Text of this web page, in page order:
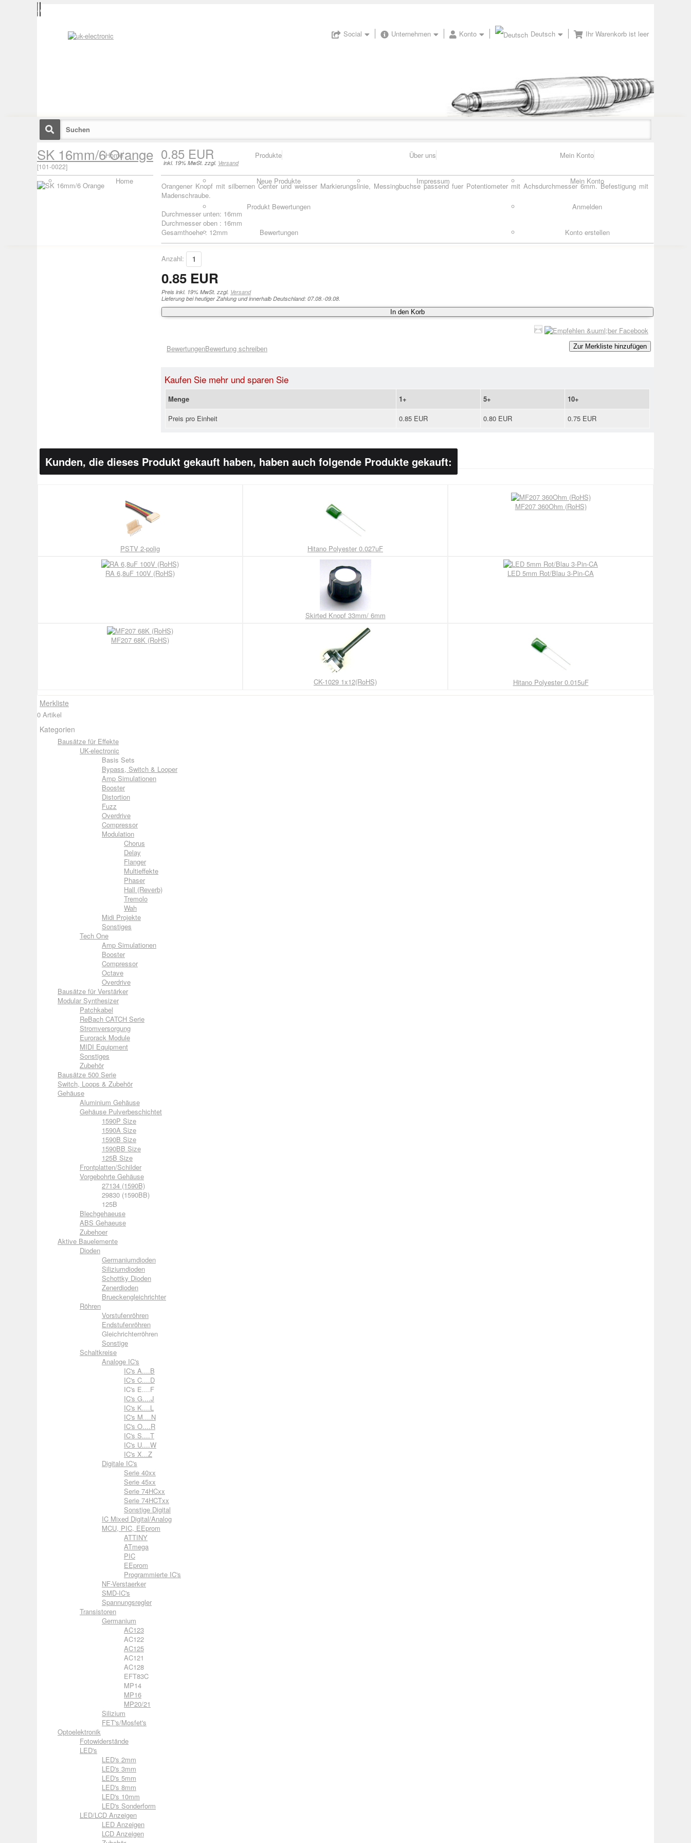
Social Unternehmen Konto Deutsch Ihr Warenkorb ist leer
Home
Home
Produkte
Neue Produkte
Produkt Bewertungen
Bewertungen
Über uns
Impressum
Mein Konto
Mein Konto
Anmelden
Konto erstellen
SK 16mm/6 Orange
[101-0022]
0.85 EUR
inkl. 19% MwSt. zzgl. Versand
Orangener Knopf mit silbernen Center und weisser Markierungslinie, Messingbuchse passend fuer Potentiometer mit Achsdurchmesser 6mm. Befestigung mit
Madenschraube.
Durchmesser unten: 16mm
Durchmesser oben : 16mm
Gesamthoehe : 12mm
Anzahl:
0.85 EUR
Preis inkl. 19% MwSt. zzgl. Versand
Lieferung bei heutiger Zahlung und innerhalb Deutschland: 07.08.-09.08.
In den Korb
BewertungenBewertung schreiben Zur Merkliste hinzufügen
Kaufen Sie mehr und sparen Sie
Menge 1+ 5+
10+
Preis pro Einheit
0.85 EUR 0.80 EUR 0.75 EUR
Kunden, die dieses Produkt gekauft haben, haben auch folgende Produkte gekauft:
PSTV 2-polig Hitano Polyester 0.027uF
MF207 360Ohm (RoHS)
RA 6,8uF 100V (RoHS)
Skirted Knopf 33mm/ 6mm
LED 5mm Rot/Blau 3-Pin-CA
MF207 68K (RoHS)
CK-1029 1x12(RoHS) Hitano Polyester 0.015uF
Merkliste
0 Artikel
Kategorien
Bausätze für Effekte
UK-electronic
Basis Sets
Bypass, Switch & Looper
Amp Simulationen
Booster
Distortion
Fuzz
Overdrive
Compressor
Modulation
Chorus
Delay
Flanger
Multieffekte
Phaser
Hall (Reverb)
Tremolo
Wah
Midi Projekte
Sonstiges
Tech One
Amp Simulationen
Booster
Compressor
Octave
Overdrive
Bausätze für Verstärker
Modular Synthesizer
Patchkabel
ReBach CATCH Serie
Stromversorgung
Eurorack Module
MIDI Equipment
Sonstiges
Zubehör
Bausätze 500 Serie
Switch, Loops & Zubehör
Gehäuse
Aluminium Gehäuse
Gehäuse Pulverbeschichtet
1590P Size
1590A Size
1590B Size
1590BB Size
125B Size
Frontplatten/Schilder
Vorgebohrte Gehäuse
27134 (1590B)
29830 (1590BB)
125B
Blechgehaeuse
ABS Gehaeuse
Zubehoer
Aktive Bauelemente
Dioden
Germaniumdioden
Siliziumdioden
Schottky Dioden
Zenerdioden
Brueckengleichrichter
Röhren
Vorstufenröhren
Endstufenröhren
Gleichrichterröhren
Sonstige
Schaltkreise
Analoge IC's
IC's A....B
IC's C....D
IC's E....F
IC's G....J
IC's K....L
IC's M....N
IC's O....R
IC's S....T
IC's U....W
IC's X...Z
Digitale IC's
Serie 40xx
Serie 45xx
Serie 74HCxx
Serie 74HCTxx
Sonstige Digital
IC Mixed Digital/Analog
MCU, PIC, EEprom
ATTINY
ATmega
PIC
EEprom
Programmierte IC's
NF-Verstaerker
SMD-IC's
Spannungsregler
Transistoren
Germanium
AC123
AC122
AC125
AC121
AC128
EFT83C
MP14
MP16
MP20/21
Silizium
FET's/Mosfet's
Optoelektronik
Fotowiderstände
LED's
LED's 2mm
LED's 3mm
LED's 5mm
LED's 8mm
LED's 10mm
LED's Sonderform
LED/LCD Anzeigen
LED Anzeigen
LCD Anzeigen